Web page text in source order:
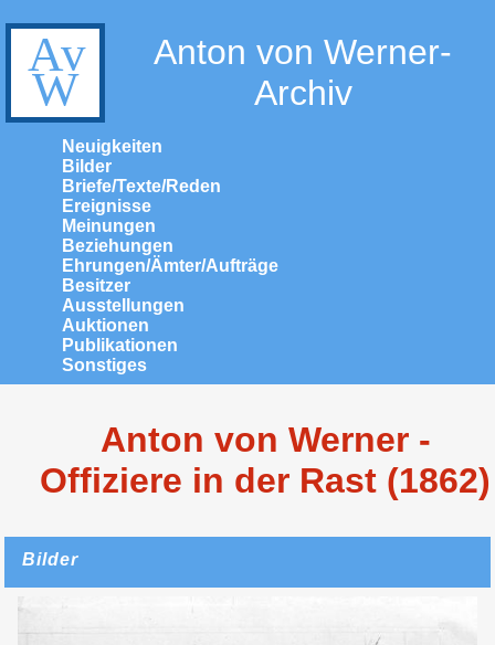
Anton von Werner-
Archiv
Neuigkeiten
Bilder
Briefe/Texte/Reden
Ereignisse
Meinungen
Beziehungen
Ehrungen/Ämter/Aufträge
Besitzer
Ausstellungen
Auktionen
Publikationen
Sonstiges
Anton von Werner -
Offiziere in der Rast (1862)
Bilder